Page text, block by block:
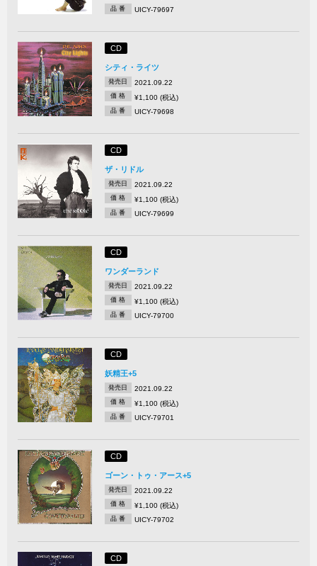
品 番 UICY-79697
CD
シティ・ライツ
発売日 2021.09.22
価 格 ¥1,100 (税込)
品 番 UICY-79698
CD
ザ・リドル
発売日 2021.09.22
価 格 ¥1,100 (税込)
品 番 UICY-79699
CD
ワンダーランド
発売日 2021.09.22
価 格 ¥1,100 (税込)
品 番 UICY-79700
CD
妖精王+5
発売日 2021.09.22
価 格 ¥1,100 (税込)
品 番 UICY-79701
CD
ゴーン・トゥ・アース+5
発売日 2021.09.22
価 格 ¥1,100 (税込)
品 番 UICY-79702
CD